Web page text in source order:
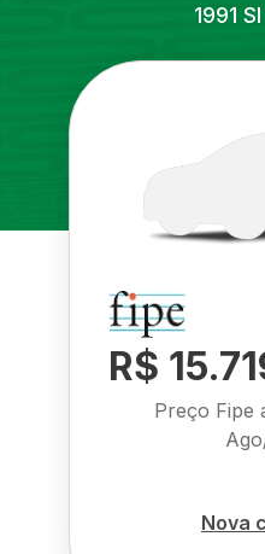
1991
R$
Preço Fipe
Nova